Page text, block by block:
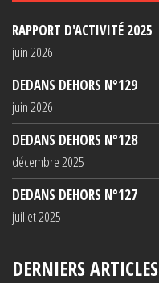
RAPPORT D'ACTIVITÉ 2025
juin 2026
DEDANS DEHORS N°129
juin 2026
DEDANS DEHORS N°128
décembre 2025
DEDANS DEHORS N°127
juillet 2025
DERNIERS ARTICLES